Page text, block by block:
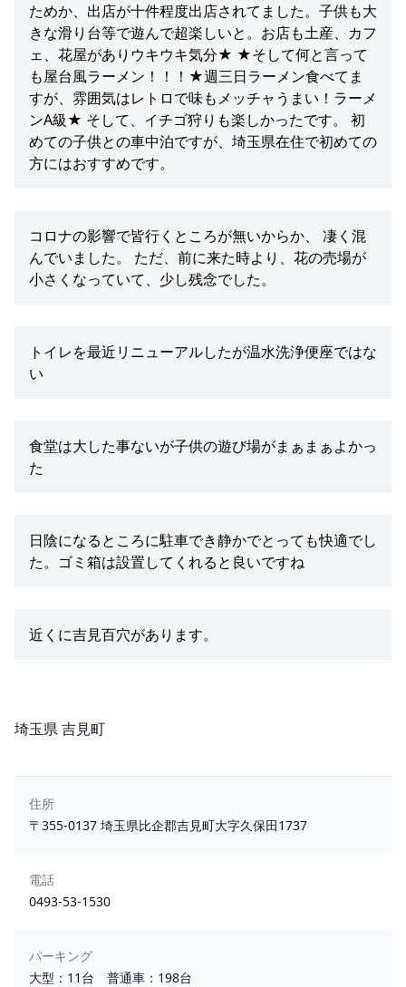
ためか、出店が十件程度出店されてました。子供も大
きな滑り台等で遊んで超楽しいと。お店も土産、カフ
ェ、花屋がありウキウキ気分★ ★そして何と言って
も屋台風ラーメン！！！★週三日ラーメン食べてま
すが、雰囲気はレトロで味もメッチャうまい！ラーメ
ンA級★ そして、イチゴ狩りも楽しかったです。 初
めての子供との車中泊ですが、埼玉県在住で初めての
方にはおすすめです。
コロナの影響で皆行くところが無いからか、 凄く混
んでいました。 ただ、前に来た時より、花の売場が
小さくなっていて、少し残念でした。
トイレを最近リニューアルしたが温水洗浄便座ではな
い
食堂は大した事ないが子供の遊び場がまぁまぁよかっ
た
日陰になるところに駐車でき静かでとっても快適でし
た。ゴミ箱は設置してくれると良いですね
近くに吉見百穴があります。
所在地
埼玉県 吉見町
住所
〒355-0137 埼玉県比企郡吉見町大字久保田1737
電話
0493-53-1530
パーキング
大型：11台 普通車：198台